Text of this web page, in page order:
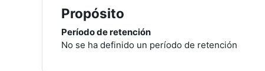
Propósito
Período de retención
No se ha definido un período de retención